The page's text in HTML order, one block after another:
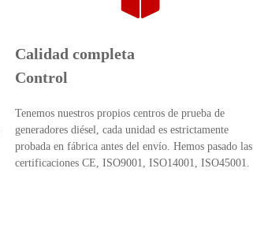
Calidad completa
Control
Tenemos nuestros propios centros de prueba de
generadores diésel, cada unidad es estrictamente
probada en fábrica antes del envío. Hemos pasado las
certificaciones CE, ISO9001, ISO14001, ISO45001.